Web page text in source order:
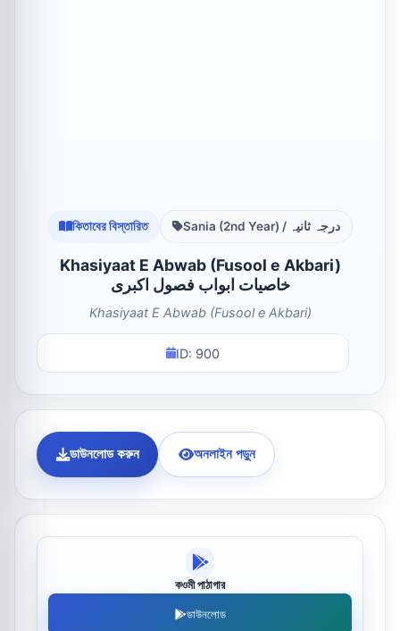
কিতাবের বিস্তারিত Sania (2nd Year) / درجہ ثانیہ
Khasiyaat E Abwab (Fusool e Akbari)
خاصیات ابواب فصول اکبری
Khasiyaat E Abwab (Fusool e Akbari)
ID: 900
ডাউনলোড করুন অনলাইন পড়ুন
কওমী পাঠাগার
ডাউনলোড